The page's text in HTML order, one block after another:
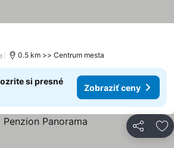
ceny
0.5 km >> Centrum mesta
si presné
Zobraziť ceny
Zdieľať